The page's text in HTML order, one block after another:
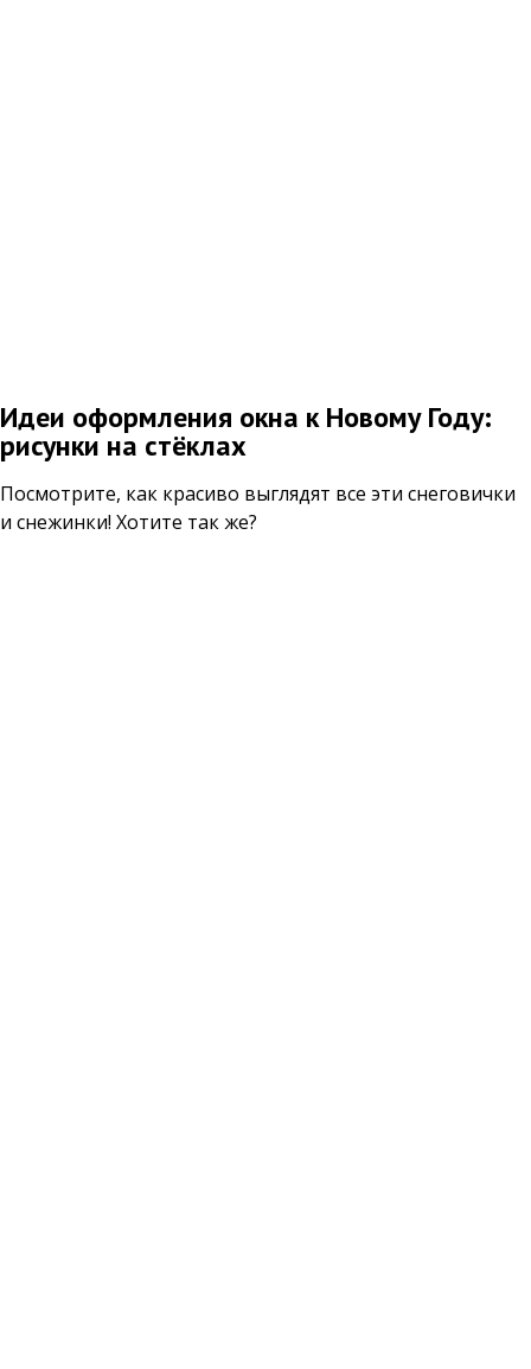
Идеи оформления окна к Новому Году:
рисунки на стёклах
Посмотрите, как красиво выглядят все эти снеговички
и снежинки! Хотите так же?